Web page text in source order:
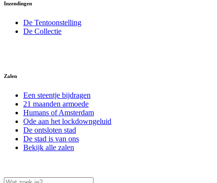
Inzendingen
De Tentoonstelling
De Collectie
Zalen
Een steentje bijdragen
21 maanden armoede
Humans of Amsterdam
Ode aan het lockdowngeluid
De ontsloten stad
De stad is van ons
Bekijk alle zalen